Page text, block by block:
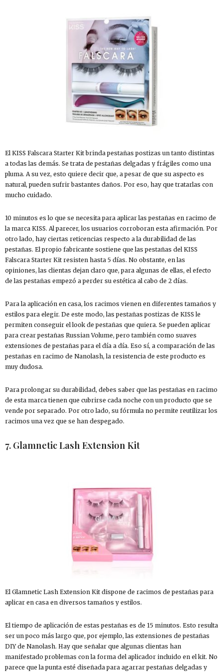
El KISS Falscara Starter Kit brinda pestañas postizas un tanto distintas
a todas las demás. Se trata de pestañas delgadas y frágiles como una
pluma. A su vez, esto quiere decir que, a pesar de que su aspecto es
natural, pueden sufrir bastantes daños. Por eso, hay que tratarlas con
mucho cuidado.
10 minutos es lo que se necesita para aplicar las pestañas en racimo de
la marca KISS. Al parecer, los usuarios corroboran esta afirmación. Por
otro lado, hay ciertas reticencias respecto a la durabilidad de las
pestañas. El propio fabricante sostiene que las pestañas del KISS
Falscara Starter Kit resisten hasta 5 días. No obstante, en las
opiniones, las clientas dejan claro que, para algunas de ellas, el efecto
de las pestañas empezó a perder su estética al cabo de 2 días.
Para la aplicación en casa, los racimos vienen en diferentes tamaños y
estilos para elegir. De este modo, las pestañas postizas de KISS le
permiten conseguir el look de pestañas que quiera. Se pueden aplicar
para crear pestañas Russian Volume, pero también como suaves
extensiones de pestañas para el día a día. Eso sí, a comparación de las
pestañas en racimo de Nanolash, la resistencia de este producto es
muy dudosa.
Para prolongar su durabilidad, debes saber que las pestañas en racimo
de esta marca tienen que cubrirse cada noche con un producto que se
vende por separado. Por otro lado, su fórmula no permite reutilizar los
racimos una vez que se han despegado.
7. Glamnetic Lash Extension Kit
El Glamnetic Lash Extension Kit dispone de racimos de pestañas para
aplicar en casa en diversos tamaños y estilos.
El tiempo de aplicación de estas pestañas es de 15 minutos. Esto resulta
ser un poco más largo que, por ejemplo, las extensiones de pestañas
DIY de Nanolash. Hay que señalar que algunas clientas han
manifestado problemas con la forma del aplicador incluido en el kit. No
parece que la punta esté diseñada para agarrar pestañas delgadas y